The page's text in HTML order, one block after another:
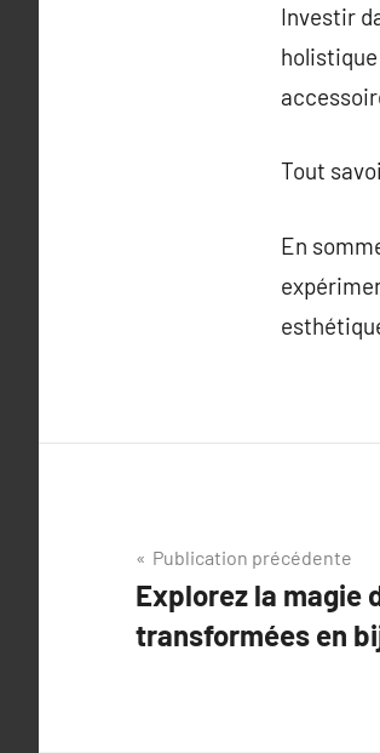
Investir
holistique
Tout
En
Navigation
de
l’article
Publication précédente
Explorez la magie
transformées en